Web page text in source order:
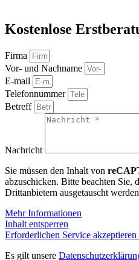
Kostenlose
Firma
Vor- und Nachname
E-mail
Telefonnummer
Betreff
Nachricht
Sie müssen den Inhalt von
abzuschicken. Bitte beachten Sie,
Drittanbietern ausgetauscht
Mehr Informationen
Inhalt entsperren
Erforderlichen Service akzeptieren
Es gilt unsere